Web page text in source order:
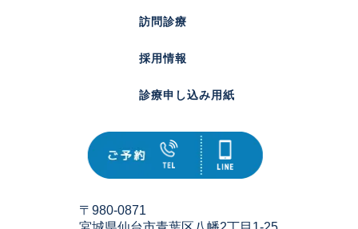
〒980-0871
訪問診療
採用情報
診療申し込み用紙